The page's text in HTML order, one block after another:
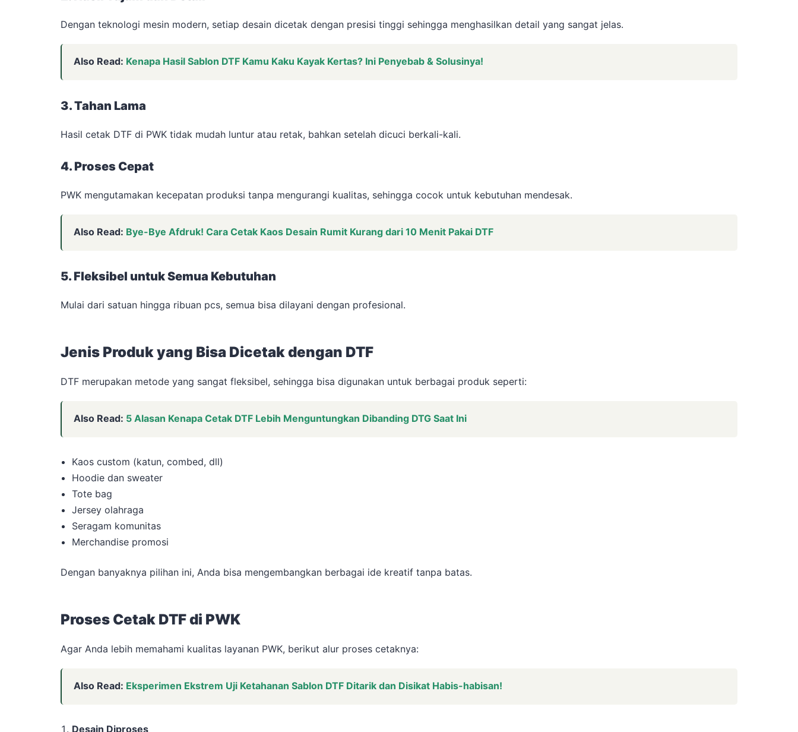
Dengan teknologi mesin modern, setiap desain dicetak dengan presisi tinggi sehingga menghasilkan detail yang sangat jelas.
Also Read: Kenapa Hasil Sablon DTF Kamu Kaku Kayak Kertas? Ini Penyebab & Solusinya!
3. Tahan Lama
Hasil cetak DTF di PWK tidak mudah luntur atau retak, bahkan setelah dicuci berkali-kali.
4. Proses Cepat
PWK mengutamakan kecepatan produksi tanpa mengurangi kualitas, sehingga cocok untuk kebutuhan mendesak.
Also Read: Bye-Bye Afdruk! Cara Cetak Kaos Desain Rumit Kurang dari 10 Menit Pakai DTF
5. Fleksibel untuk Semua Kebutuhan
Mulai dari satuan hingga ribuan pcs, semua bisa dilayani dengan profesional.
Jenis Produk yang Bisa Dicetak dengan DTF
DTF merupakan metode yang sangat fleksibel, sehingga bisa digunakan untuk berbagai produk seperti:
Also Read: 5 Alasan Kenapa Cetak DTF Lebih Menguntungkan Dibanding DTG Saat Ini
Kaos custom (katun, combed, dll)
Hoodie dan sweater
Tote bag
Jersey olahraga
Seragam komunitas
Merchandise promosi
Dengan banyaknya pilihan ini, Anda bisa mengembangkan berbagai ide kreatif tanpa batas.
Proses Cetak DTF di PWK
Agar Anda lebih memahami kualitas layanan PWK, berikut alur proses cetaknya:
Also Read: Eksperimen Ekstrem Uji Ketahanan Sablon DTF Ditarik dan Disikat Habis-habisan!
Desain Diproses